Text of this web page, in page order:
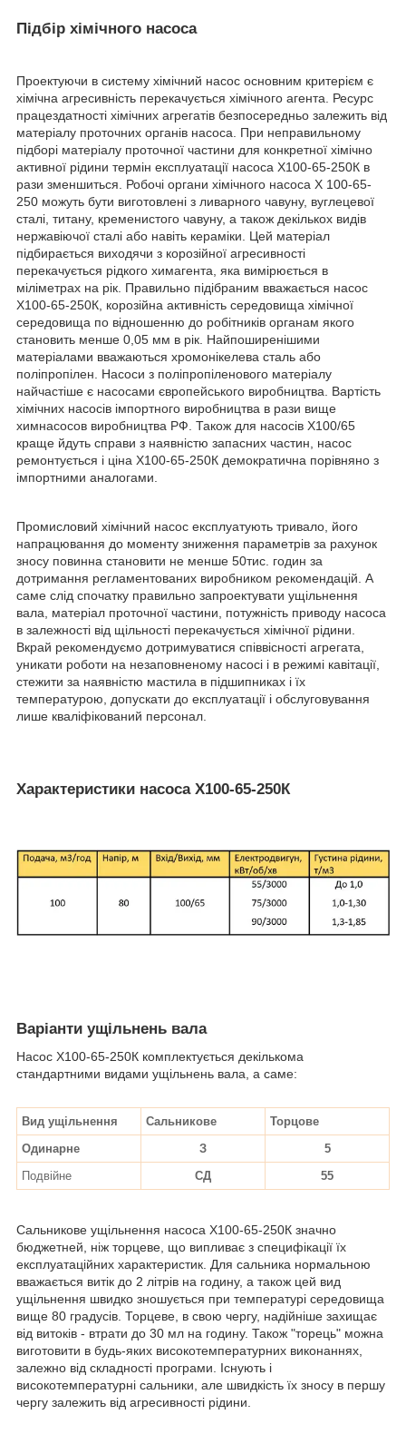
Підбір хімічного насоса
Проектуючи в систему хімічний насос основним критерієм є
хімічна агресивність перекачується хімічного агента. Ресурс
працездатності хімічних агрегатів безпосередньо залежить від
матеріалу проточних органів насоса. При неправильному
підборі матеріалу проточної частини для конкретної хімічно
активної рідини термін експлуатації насоса Х100-65-250К в
рази зменшиться. Робочі органи хімічного насоса Х 100-65-
250 можуть бути виготовлені з ливарного чавуну, вуглецевої
сталі, титану, кременистого чавуну, а також декількох видів
нержавіючої сталі або навіть кераміки. Цей матеріал
підбирається виходячи з корозійної агресивності
перекачується рідкого химагента, яка вимірюється в
міліметрах на рік. Правильно підібраним вважається насос
Х100-65-250К, корозійна активність середовища хімічної
середовища по відношенню до робітників органам якого
становить менше 0,05 мм в рік. Найпоширенішими
матеріалами вважаються хромонікелева сталь або
поліпропілен. Насоси з поліпропіленового матеріалу
найчастіше є насосами європейського виробництва. Вартість
хімічних насосів імпортного виробництва в рази вище
химнасосов виробництва РФ. Також для насосів Х100/65
краще йдуть справи з наявністю запасних частин, насос
ремонтується і ціна Х100-65-250К демократична порівняно з
імпортними аналогами.
Промисловий хімічний насос експлуатують тривало, його
напрацювання до моменту зниження параметрів за рахунок
зносу повинна становити не менше 50тис. годин за
дотримання регламентованих виробником рекомендацій. А
саме слід спочатку правильно запроектувати ущільнення
вала, матеріал проточної частини, потужність приводу насоса
в залежності від щільності перекачується хімічної рідини.
Вкрай рекомендуємо дотримуватися співвісності агрегата,
уникати роботи на незаповненому насосі і в режимі кавітації,
стежити за наявністю мастила в підшипниках і їх
температурою, допускати до експлуатації і обслуговування
лише кваліфікований персонал.
Характеристики насоса Х100-65-250К
Варіанти ущільнень вала
Насос Х100-65-250К комплектується декількома
стандартними видами ущільнень вала, а саме:
Вид ущільнення Сальникове
Торцове
Одинарне
З
5
Подвійне
СД 55
Сальникове ущільнення насоса Х100-65-250К значно
бюджетней, ніж торцеве, що випливає з специфікації їх
експлуатаційних характеристик. Для сальника нормальною
вважається витік до 2 літрів на годину, а також цей вид
ущільнення швидко зношується при температурі середовища
вище 80 градусів. Торцеве, в свою чергу, надійніше захищає
від витоків - втрати до 30 мл на годину. Також "торець" можна
виготовити в будь-яких високотемпературних виконаннях,
залежно від складності програми. Існують і
високотемпературні сальники, але швидкість їх зносу в першу
чергу залежить від агресивності рідини.